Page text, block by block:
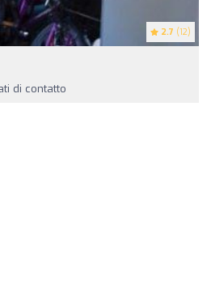
2.7 (12)
di contatto